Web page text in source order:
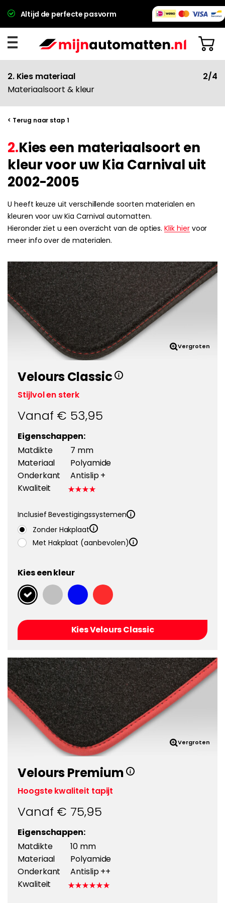
Altijd de perfecte pasvorm
2. Kies materiaal
Materiaalsoort & kleur
2/4
< Terug naar stap 1
2.Kies een materiaalsoort en
kleur voor uw Kia Carnival uit
2002-2005
U heeft keuze uit verschillende soorten materialen en
kleuren voor uw Kia Carnival automatten.
Hieronder ziet u een overzicht van de opties.Klik hiervoor
meer info over de materialen.
Vergroten
Velours Classic
Stijlvol en sterk
Vanaf € 53,95
Eigenschappen:
Matdikte
7 mm
Materiaal
Polyamide
Onderkant
Antislip +
Kwaliteit
Inclusief Bevestigingssystemen
Zonder Hakplaat
Met Hakplaat (aanbevolen)
Kies een kleur
Kies Velours Classic
Vergroten
Velours Premium
Hoogste kwaliteit tapijt
Vanaf € 75,95
Eigenschappen:
Matdikte
10 mm
Materiaal
Polyamide
Onderkant
Antislip ++
Kwaliteit